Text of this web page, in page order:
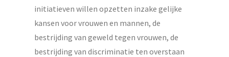
initiatieven willen opzetten inzake gelijke
kansen voor vrouwen en mannen, de
bestrijding van geweld tegen vrouwen, de
bestrijding van discriminatie ten overstaan